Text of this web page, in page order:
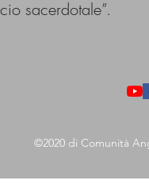
sacerdotale”.
©2020 di Comunità